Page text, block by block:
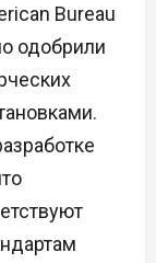
Bureau
одобрили